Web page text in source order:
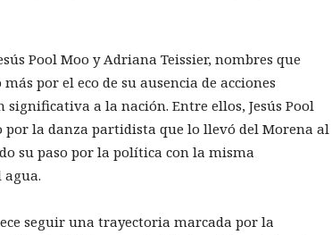
Pool Moo y Adriana Teissier, nombres que
por el eco de su ausencia de acciones
a la nación. Entre ellos, Jesús Pool
la danza partidista que lo llevó del Morena al
su paso por la política con la misma
seguir una trayectoria marcada por la